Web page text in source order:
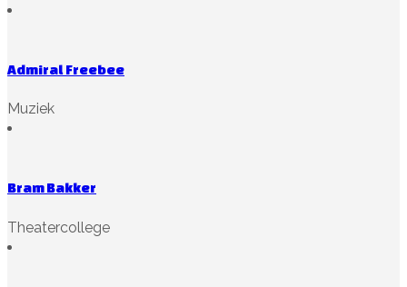
Admiral Freebee
Muziek
Bram Bakker
Theatercollege